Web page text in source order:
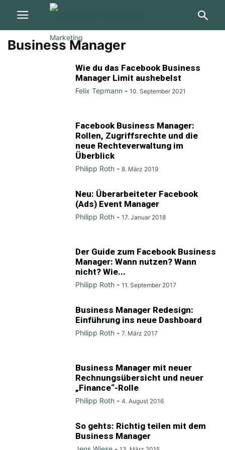
Business Manager
Wie du das Facebook Business
Manager Limit aushebelst
Felix Tepmann - 10. September 2021
Facebook Business Manager:
Rollen, Zugriffsrechte und die
neue Rechteverwaltung im
Überblick
Philipp Roth - 8. März 2019
Neu: Überarbeiteter Facebook
(Ads) Event Manager
Philipp Roth - 17. Januar 2018
Der Guide zum Facebook Business
Manager: Wann nutzen? Wann
nicht? Wie...
Philipp Roth - 11. September 2017
Business Manager Redesign:
Einführung ins neue Dashboard
Philipp Roth - 7. März 2017
Business Manager mit neuer
Rechnungsübersicht und neuer
„Finance“-Rolle
Philipp Roth - 4. August 2016
So gehts: Richtig teilen mit dem
Business Manager